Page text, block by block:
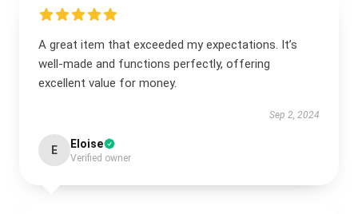
A great item that exceeded my expectations. It’s
well-made and functions perfectly, offering
excellent value for money.
Sep 2, 2024
E Eloise
Verified owner